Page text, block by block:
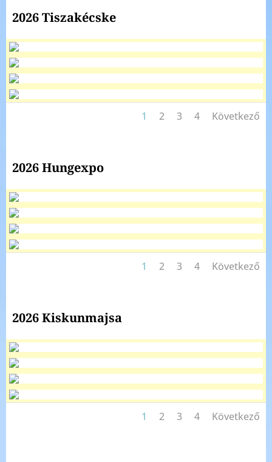
2026 Tiszakécske
1 2 3 4 Következő
2026 Hungexpo
1 2 3 4 Következő
2026 Kiskunmajsa
1 2 3 4 Következő